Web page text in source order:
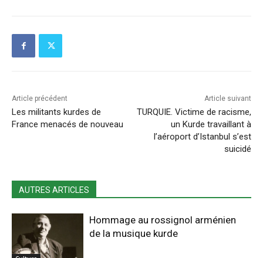
Article précédent
Les militants kurdes de
France menacés de nouveau
Article suivant
TURQUIE. Victime de racisme,
un Kurde travaillant à
l’aéroport d’Istanbul s’est
suicidé
AUTRES ARTICLES
Hommage au rossignol arménien
de la musique kurde